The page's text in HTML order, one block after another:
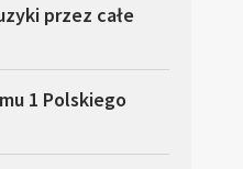
przez całe
1 Polskiego